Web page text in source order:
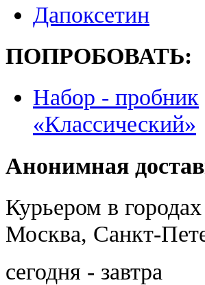
Дапоксетин
ПОПРОБОВАТЬ:
Набор - пробник
«Классический»
Анонимная
Курьером в городах
Москва, Санкт-
сегодня - завтра